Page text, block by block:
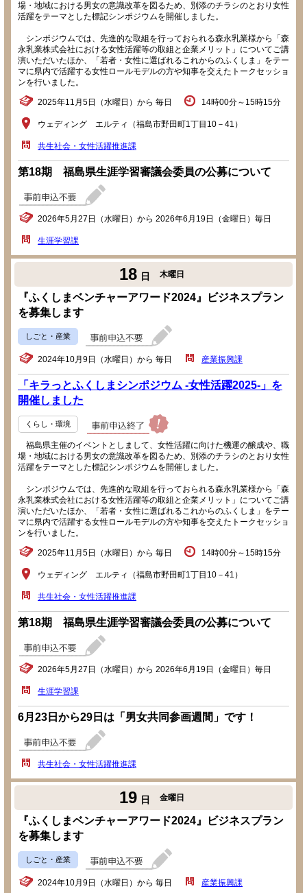
場・地域における男女の意識改革を図るため、別添のチラシのとおり女性
活躍をテーマとした標記シンポジウムを開催しました。
シンポジウムでは、先進的な取組を行っておられる森永乳業様から「森
永乳業株式会社における女性活躍等の取組と企業メリット」についてご講
演いただいたほか、「若者・女性に選ばれるこれからのふくしま」をテー
マに県内で活躍する女性ロールモデルの方や知事を交えたトークセッショ
ンを行いました。
2025年11月5日（水曜日）から 毎日 14時00分～15時15分
ウェディング エルティ（福島市野田町1丁目10－41）
共生社会・女性活躍推進課
第18期 福島県生涯学習審議会委員の公募について
2026年5月27日（水曜日）から 2026年6月19日（金曜日）毎日
生涯学習課
18 日 木曜日
『ふくしまベンチャーアワード2024』ビジネスプラン
を募集します
しごと・産業
2024年10月9日（水曜日）から 毎日 産業振興課
「キラっとふくしまシンポジウム -女性活躍2025-」を
開催しました
くらし・環境
福島県主催のイベントとしまして、女性活躍に向けた機運の醸成や、職
場・地域における男女の意識改革を図るため、別添のチラシのとおり女性
活躍をテーマとした標記シンポジウムを開催しました。
シンポジウムでは、先進的な取組を行っておられる森永乳業様から「森
永乳業株式会社における女性活躍等の取組と企業メリット」についてご講
演いただいたほか、「若者・女性に選ばれるこれからのふくしま」をテー
マに県内で活躍する女性ロールモデルの方や知事を交えたトークセッショ
ンを行いました。
2025年11月5日（水曜日）から 毎日 14時00分～15時15分
ウェディング エルティ（福島市野田町1丁目10－41）
共生社会・女性活躍推進課
第18期 福島県生涯学習審議会委員の公募について
2026年5月27日（水曜日）から 2026年6月19日（金曜日）毎日
生涯学習課
6月23日から29日は「男女共同参画週間」です！
共生社会・女性活躍推進課
19 日 金曜日
『ふくしまベンチャーアワード2024』ビジネスプラン
を募集します
しごと・産業
2024年10月9日（水曜日）から 毎日 産業振興課